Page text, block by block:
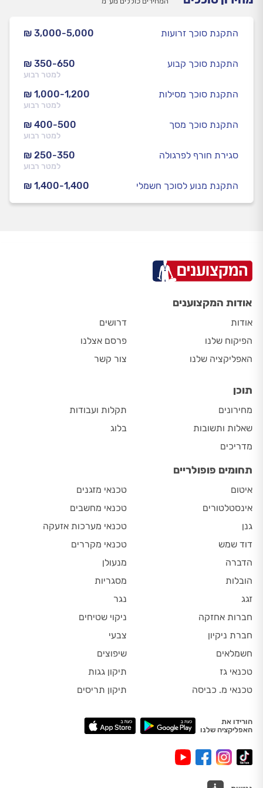
₪ 3,000-5,000 התקנת סוכך זרועות
₪ 350-650
למטר רבוע
התקנת סוכך קבוע
₪ 1,000-1,200
למטר רבוע
התקנת סוכך מסילות
₪ 400-500
למטר רבוע
התקנת סוכך מסך
₪ 250-350
למטר רבוע
סגירת חורף לפרגולה
₪ 1,400-1,400 התקנת מנוע לסוכך חשמלי
אודות המקצוענים
אודות
הפיקוח שלנו
האפליקציה שלנו
דרושים
פרסם אצלנו
צור קשר
תוכן
מחירונים
שאלות ותשובות
מדריכים
תקלות ועבודות
בלוג
תחומים פופולריים
איטום
אינסטלטורים
גנן
דוד שמש
הדברה
הובלות
זגג
חברות אחזקה
חברת ניקיון
חשמלאים
טכנאי גז
טכנאי מ. כביסה
טכנאי מזגנים
טכנאי מחשבים
טכנאי מערכות אזעקה
טכנאי מקררים
מנעולן
מסגריות
נגר
ניקוי שטיחים
צבעי
שיפוצים
תיקון גגות
תיקון תריסים
הורידו את
האפליקציה שלנו